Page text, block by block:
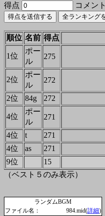
得点
コメント
順位 名前 得点
1位
ポー
ル
275
2位
ポー
ル
272
2位 84g 272
4位
ポー
ル
271
4位 t
271
4位
as
271
9位
15
（ベスト５のみ表示）
ランダムBGM
ファイル名：
984.mid(詳細)